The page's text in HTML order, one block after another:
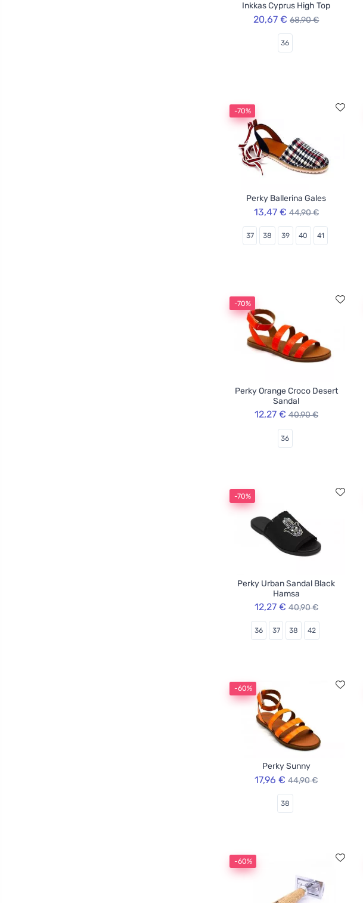
Inkkas Cyprus High Top
20,67 € 68,90 €
36
-70%
Perky Ballerina Gales
13,47 € 44,90 €
37 38 39 40 41
-70%
Perky Orange Croco Desert
Sandal
12,27 € 40,90 €
36
-70%
Perky Urban Sandal Black
Hamsa
12,27 € 40,90 €
36 37 38 42
-60%
Perky Sunny
17,96 € 44,90 €
38
-60%